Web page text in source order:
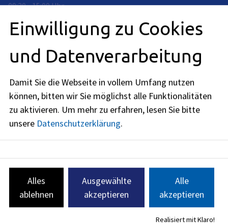
09:30-15:00Uhr
Dienstag
09:30-15:00 Uhr
Mittwoch
09:30 -15:00Uhr
Donnerstag:
09:30-15:00 Uhr
Freitag:
09:30-12:00Uhr
bodenschutz@stadt.erlangen.de
0913186 2182 09131 2956
Einwilligung zu Cookies
und Datenverarbeitung
Damit Sie die Webseite in vollem Umfang nutzen
können, bitten wir Sie möglichst alle Funktionalitäten
zu aktivieren. Um mehr zu erfahren, lesen Sie bitte
unsere Datenschutzerklärung.
Alles
ablehnen
Ausgewählte
akzeptieren
Alle
akzeptieren
Realisiert mit Klaro!